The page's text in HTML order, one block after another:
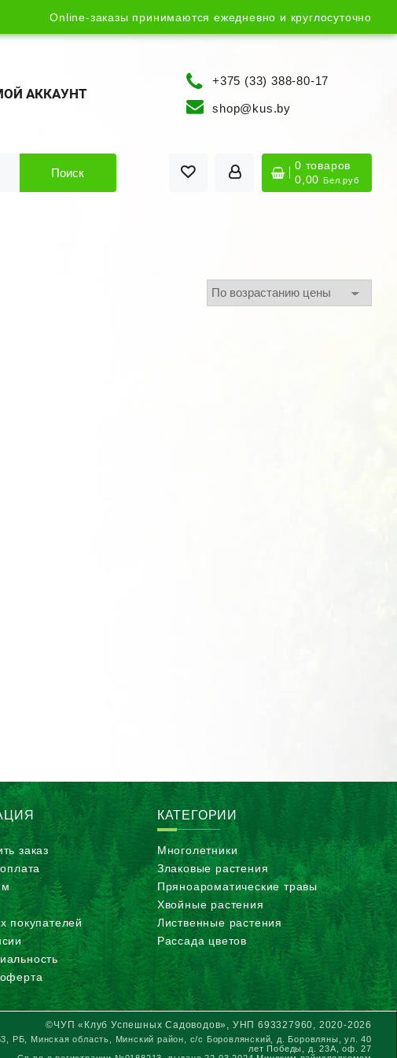
Online-заказы принимаются ежедневно и круглосуточно
АККАУНТ
+375 (33) 388-80-17
shop@kus.by
Поиск
0 товаров
0,00 Бел.руб
заказ
покупателей
КАТЕГОРИИ
Многолетники
Злаковые растения
Пряноароматические травы
Хвойные растения
Лиственные растения
Рассада цветов
©ЧУП «Клуб Успешных Садоводов», УНП 693327960, 2020-2026
РБ, Минская область, Минский район, с/с Боровлянский, д. Боровляны, ул. 40
лет Победы, д. 23А, оф. 27